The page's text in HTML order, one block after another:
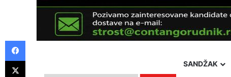
SANDŽAK
Facebook
X